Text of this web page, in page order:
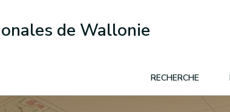
de Wallonie
RECHERCHE